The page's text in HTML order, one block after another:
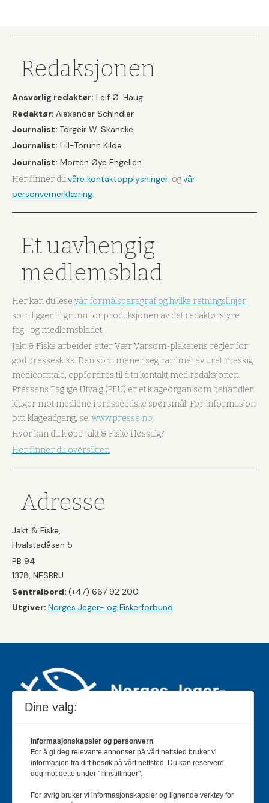
Redaksjonen
Ansvarlig redaktør: Leif Ø. Haug
Redaktør: Alexander Schindler
Journalist: Torgeir W. Skancke
Journalist: Lill-Torunn Kilde
Journalist: Morten Øye Engelien
Her finner duvåre kontaktopplysninger, ogvår
personvernerklæring.
Et uavhengig
medlemsblad
Her kan du lese vår formålsparagraf og hvilke retningslinjer
som ligger til grunn for produksjonen av det redaktørstyre
fag- og medlemsbladet.
Jakt & Fiske arbeider etter Vær Varsom-plakatens regler for
god presseskikk. Den som mener seg rammet av urettmessig
medieomtale, oppfordres til å ta kontakt med redaksjonen.
Pressens Faglige Utvalg (PFU) er et klageorgan som behandler
klager mot mediene i presseetiske spørsmål. For informasjon
om klageadgang, se: www.presse.no
Hvor kan du kjøpe Jakt & Fiske i løssalg?
Her finner du oversikten
Adresse
Jakt & Fiske,
Hvalstadåsen 5
PB 94
1378, NESBRU
Sentralbord: (+47) 667 92 200
Utgiver: Norges Jeger- og Fiskerforbund
Jakt & Fiske er landets største og eldste magasin for
jakt- og fiskeinteresserte med 195 000 månedlige
Bladet er en månedlig publikasjon og utgis av Norges
Dine valg:
Informasjonskapsler og personvern
For å gi deg relevante annonser på vårt nettsted bruker vi
informasjon fra ditt besøk på vårt nettsted. Du kan reservere
deg mot dette under "Innstillinger".
For øvrig bruker vi informasjonskapsler og lignende verktøy for